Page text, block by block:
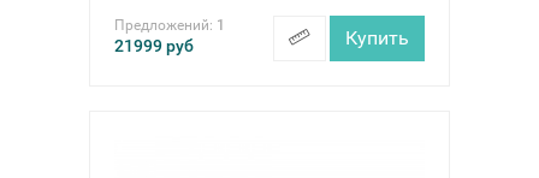
Предложений: 1
21999руб Купить